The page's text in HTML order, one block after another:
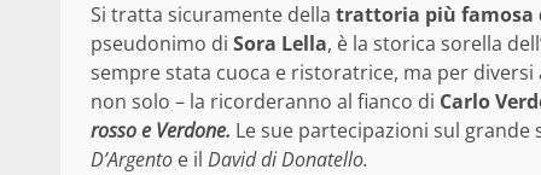
Si tratta sicuramente della trattoria più famosa
pseudonimo di Sora Lella, è la storica sorella
sempre stata cuoca e ristoratrice, ma per
non solo – la ricorderanno al fianco di Carlo
rosso e Verdone. Le sue partecipazioni sul
D’Argento e il David di Donatello.